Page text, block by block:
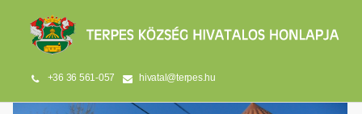
+36 36 561-057 hivatal@terpes.hu